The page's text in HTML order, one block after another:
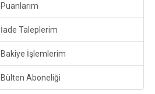
Puanlarım
İade Taleplerim
Bakiye İşlemlerim
Bülten Aboneliği